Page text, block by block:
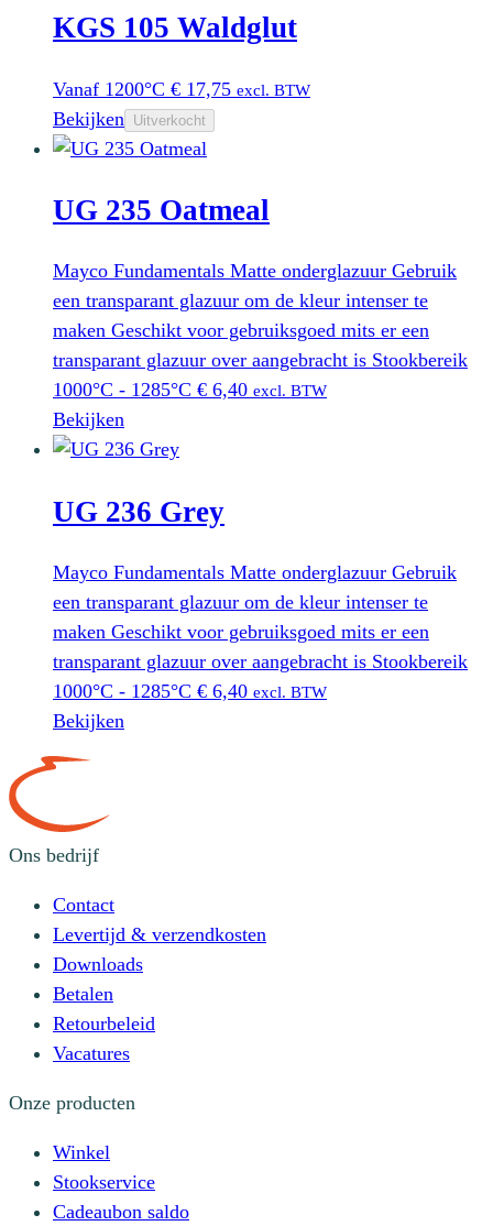
KGS 105 Waldglut
Vanaf 1200°C € 17,75 excl. BTW
Bekijken Uitverkocht
UG 235 Oatmeal
Mayco Fundamentals Matte onderglazuur Gebruik
een transparant glazuur om de kleur intenser te
maken Geschikt voor gebruiksgoed mits er een
transparant glazuur over aangebracht is Stookbereik
1000°C - 1285°C € 6,40 excl. BTW
Bekijken
UG 236 Grey
Mayco Fundamentals Matte onderglazuur Gebruik
een transparant glazuur om de kleur intenser te
maken Geschikt voor gebruiksgoed mits er een
transparant glazuur over aangebracht is Stookbereik
1000°C - 1285°C € 6,40 excl. BTW
Bekijken
Ons bedrijf
Contact
Levertijd & verzendkosten
Downloads
Betalen
Retourbeleid
Vacatures
Onze producten
Winkel
Stookservice
Cadeaubon saldo